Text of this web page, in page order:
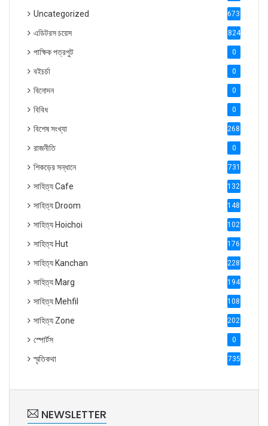
Uncategorized 6738
এডিটরস চয়েস 824
পাক্ষিক পত্রপুট 0
বইচর্চা 0
বিনোদন 0
বিবিধ 0
বিশেষ সংখ্যা 2686
রাজনীতি 0
শিকড়ের সন্ধানে 731
সাহিত্য Cafe 1321
সাহিত্য Droom 1488
সাহিত্য Hoichoi 1027
সাহিত্য Hut 1769
সাহিত্য Kanchan 2287
সাহিত্য Marg 1947
সাহিত্য Mehfil 1088
সাহিত্য Zone 2028
স্পোর্টস 0
স্মৃতিকথা 735
NEWSLETTER